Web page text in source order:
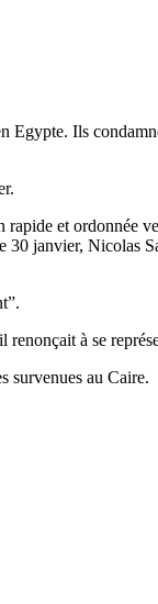
Egypte. Ils
et ordonnée
30 janvier, Nicolas
à se
survenues au Caire.